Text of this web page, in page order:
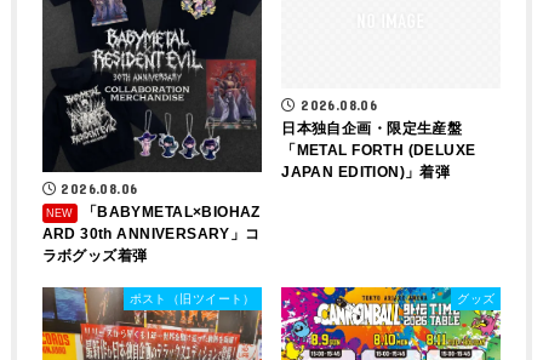
2026.08.06
「BABYMETAL×BIOHAZ
ARD 30th ANNIVERSARY」コ
ラボグッズ着弾
2026.08.06
日本独自企画・限定生産盤
「METAL FORTH (DELUXE
JAPAN EDITION)」着弾
ポスト（旧ツイート） グッズ